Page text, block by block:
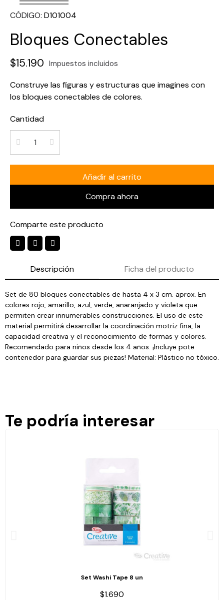
CÓDIGO D101004
Bloques Conectables
$15.190 Impuestos incluidos
Construye las figuras y estructuras que imagines con
los bloques conectables de colores.
Cantidad
Añadir al carrito
Compra ahora
Comparte este producto
Descripción Ficha del producto
Set de 80 bloques conectables de hasta 4 x 3 cm. aprox. En
colores rojo, amarillo, azul, verde, anaranjado y violeta que
permiten crear innumerables construcciones. El uso de este
material permitirá desarrollar la coordinación motriz fina, la
capacidad creativa y el reconocimiento de formas y colores.
Recomendado para niños desde los 4 años. ¡Incluye pote
contenedor para guardar sus piezas! Material: Plástico no tóxico.
Te podría interesar
Set Washi Tape 8 un
$1.690